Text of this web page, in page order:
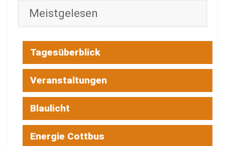
Meistgelesen
Tagesüberblick
Veranstaltungen
Blaulicht
Energie Cottbus